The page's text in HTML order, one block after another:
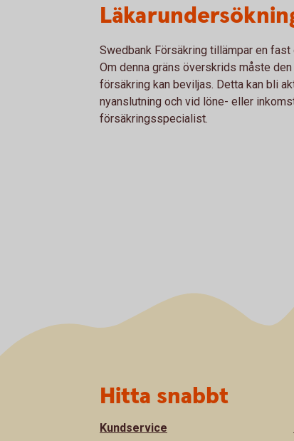
Swedbank Försäkring tillämpar en
Om denna gräns överskrids måste
försäkring kan beviljas. Detta kan bli
nyanslutning och vid löne- eller
försäkringsspecialist.
Hitta snabbt
Kundservice